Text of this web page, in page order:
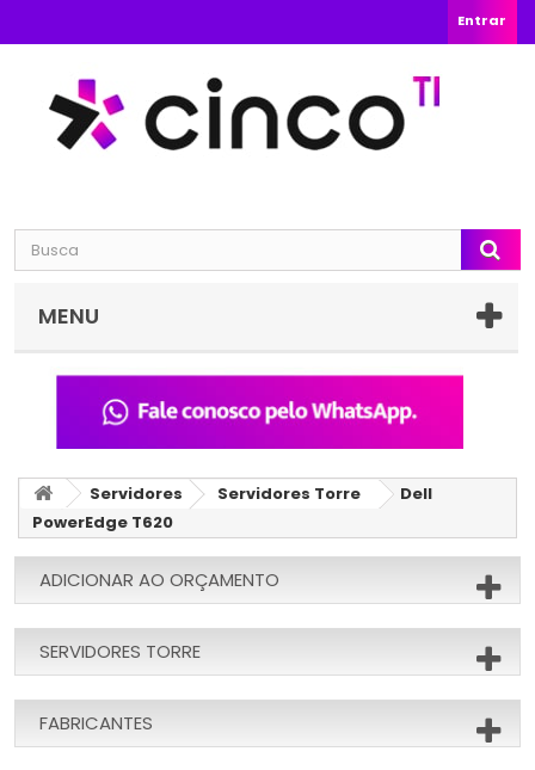
Entrar
MENU
Servidores Servidores Torre
Dell
PowerEdge T620
ADICIONAR AO ORÇAMENTO
SERVIDORES TORRE
FABRICANTES